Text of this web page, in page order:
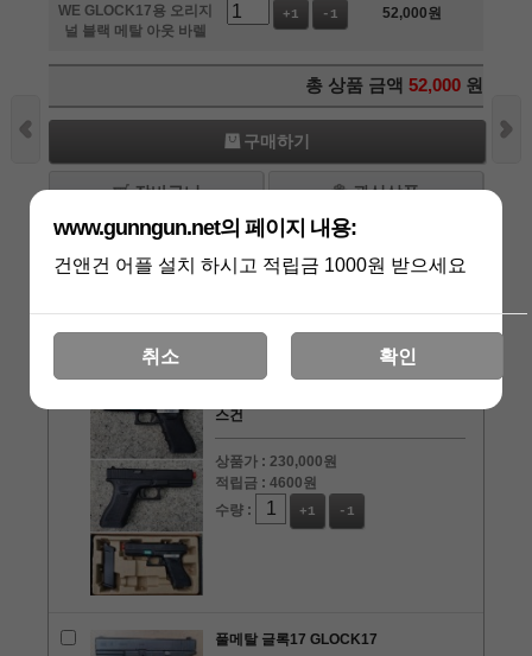
WE GLOCK17용 오리지
널 블랙 메탈 아웃 바렐
+1 -1 52,000원
총 상품 금액 52,000 원
구매하기
장바구니 관심상품
관련상품
스건
상품가 :230,000원
적립금 :4600원
수량 :
+1 -1
풀메탈 글록17 GLOCK17
www.gunngun.net의 페이지 내용:
건앤건 어플 설치 하시고 적립금 1000원 받으세요
취소 확인